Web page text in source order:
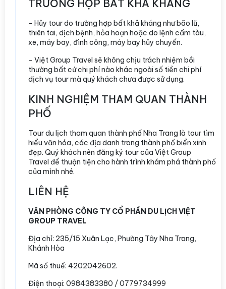
TRƯỜNG HỢP BẤT KHẢ KHÁNG
- Hủy tour do trường hợp bất khả kháng như bão lũ,
thiên tai, dịch bệnh, hỏa hoạn hoặc do lệnh cấm tàu,
xe, máy bay, đình công, máy bay hủy chuyến.
- Việt Group Travel sẽ không chịu trách nhiệm bồi
thường bất cứ chi phí nào khác ngoài số tiền chi phí
dịch vụ tour mà quý khách chưa được sử dụng.
KINH NGHIỆM THAM QUAN THÀNH
PHỐ
Tour du lịch tham quan thành phố Nha Trang là tour tìm
hiểu văn hóa, các địa danh trong thành phố biển xinh
đẹp. Quý khách nên đăng ký tour của Việt Group
Travel để thuận tiện cho hành trình khám phá thành phố
của mình nhé.
LIÊN HỆ
VĂN PHÒNG CÔNG TY CỔ PHẦN DU LỊCH VIỆT
GROUP TRAVEL
Địa chỉ: 235/15 Xuân Lạc, Phường Tây Nha Trang,
Khánh Hòa
Mã số thuế: 4202042602.
Điện thoại: 0984383380 / 0779734999